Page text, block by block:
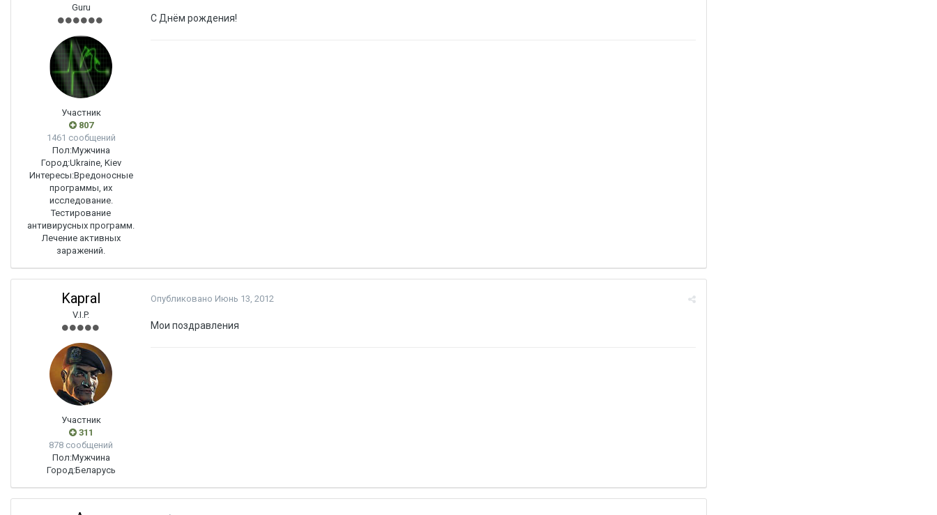
Guru
Участник
807
1461 сообщений
Пол:Мужчина
Город:Ukraine, Kiev
Интересы:Вредоносные
программы, их
исследование.
Тестирование
антивирусных программ.
Лечение активных
заражений.
С Днём рождения!
Kapral
V.I.P.
Участник
311
878 сообщений
Пол:Мужчина
Город:Беларусь
Опубликовано Июнь 13, 2012
Мои поздравления